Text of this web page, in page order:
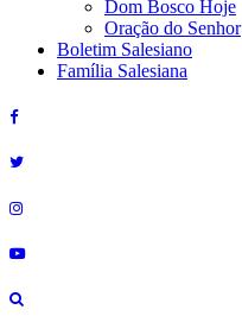
Dom Bosco Hoje
Oração do Senhor
Boletim Salesiano
Família Salesiana